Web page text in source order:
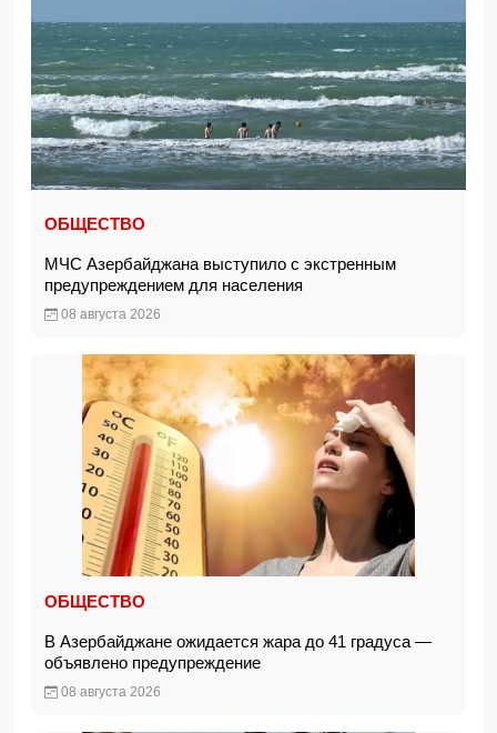
ОБЩЕСТВО
МЧС Азербайджана выступило с экстренным
предупреждением для населения
08 августа 2026
ОБЩЕСТВО
В Азербайджане ожидается жара до 41 градуса —
объявлено предупреждение
08 августа 2026